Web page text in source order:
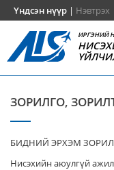
Үндсэн нүүр | Нэвтрэх
ИРГЭНИЙ
ЗОРИЛГО,
БИДНИЙ ЭРХЭМ
Нисэхийн аюулгүй